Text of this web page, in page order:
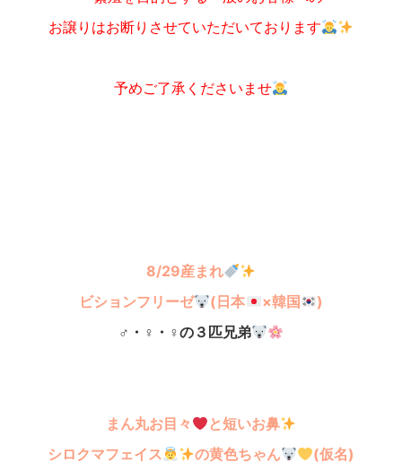
お譲りはお断りさせていただいております
予めご了承くださいませ
8/29産まれ
ビションフリーゼ
(日本 ×韓国
)
♂・♀・♀の３ 匹兄弟
まん丸お目々
と短いお鼻
シロクマフェイス
の黄色ちゃん (仮名)